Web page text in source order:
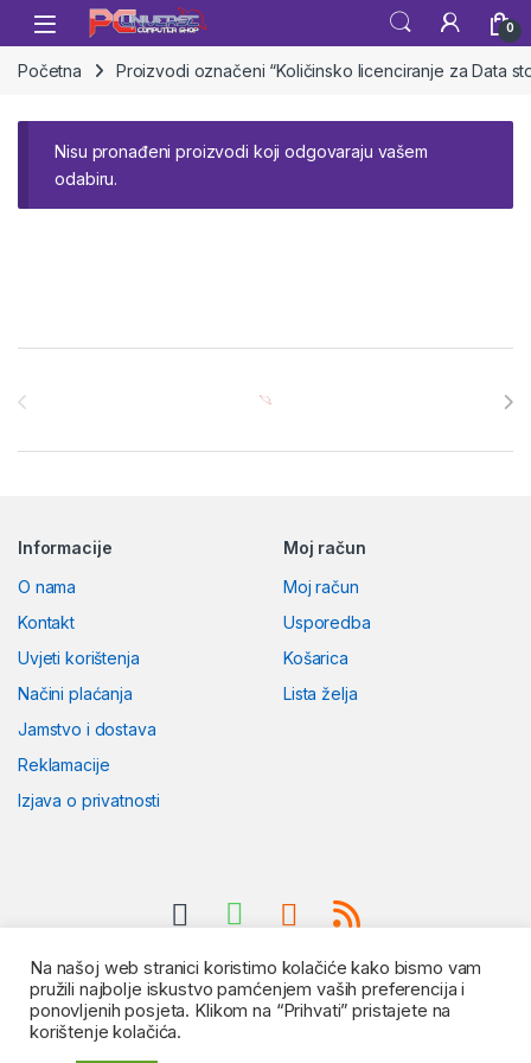
Skip to navigation
Skip to content
Open 0
Početna Proizvodi označeni “Količinsko licenciranje za Data
Nisu pronađeni proizvodi koji odgovaraju vašem
odabiru.
Informacije
O nama
Kontakt
Uvjeti korištenja
Načini plaćanja
Jamstvo i dostava
Reklamacije
Izjava o privatnosti
Moj račun
Moj račun
Usporedba
Košarica
Lista želja
Na našoj web stranici koristimo kolačiće kako bismo vam
pružili najbolje iskustvo pamćenjem vaših preferencija i
ponovljenih posjeta. Klikom na “Prihvati” pristajete na
korištenje kolačića.